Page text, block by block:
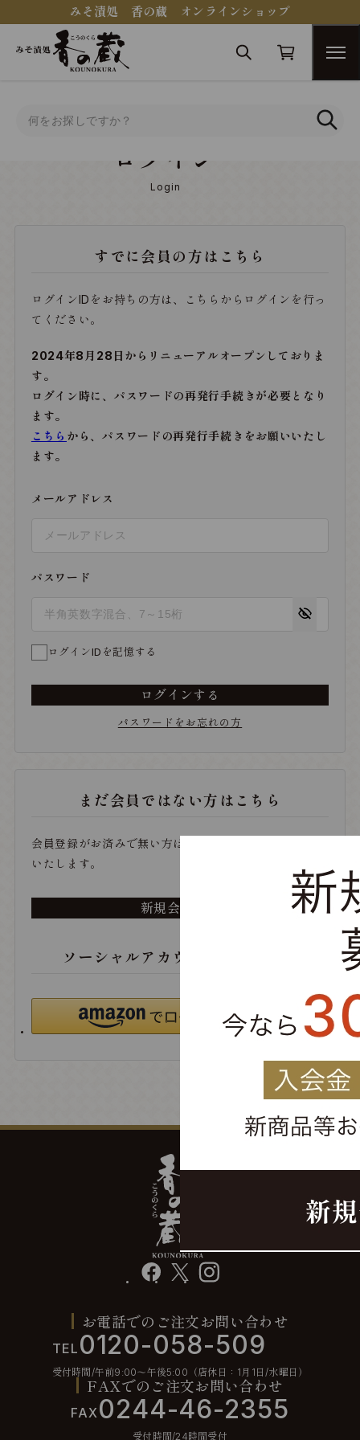
みそ漬処 香の蔵 オンラインショップ
ログイン
Login
すでに会員の方はこちら
ログインIDをお持ちの方は、こちらからログインを行っ
てください。
2024年8月28日からリニューアルオープンしておりま
す。
ログイン時に、パスワードの再発行手続きが必要となり
ます。
こちら から、パスワードの再発行手続きをお願いいたし
ます。
メールアドレス
パスワード
ログインIDを記憶する
ログインする
パスワードをお忘れの方
まだ会員ではない方はこちら
会員登録がお済みで無い方は、こちらから登録をお願い
いたします。
新規会員登録
ソーシャルアカウントでログイン
facebook instagram
お電話でのご注文お問い合わせ
TEL 0120-058-509
受付時間/午前9:00〜午後5:00（店休日：1月1日/水曜日）
FAXでのご注文お問い合わせ
FAX0244-46-2355
受付時間/24時間受付